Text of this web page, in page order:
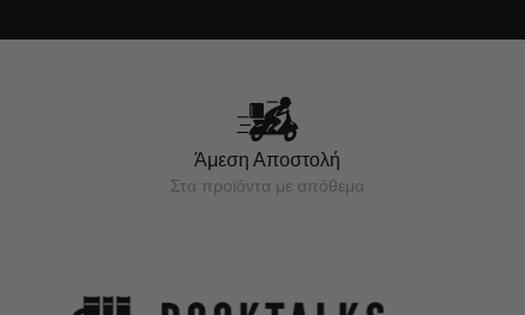
Άμεση Αποστολή
Στα προϊόντα με απόθεμα